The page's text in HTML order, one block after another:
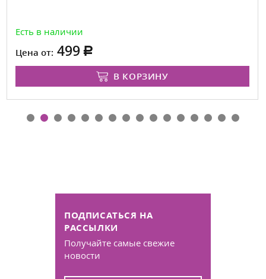
Есть в наличии
Цена от: 499
В КОРЗИНУ
ПОДПИСАТЬСЯ НА
РАССЫЛКИ
Получайте самые свежие
новости